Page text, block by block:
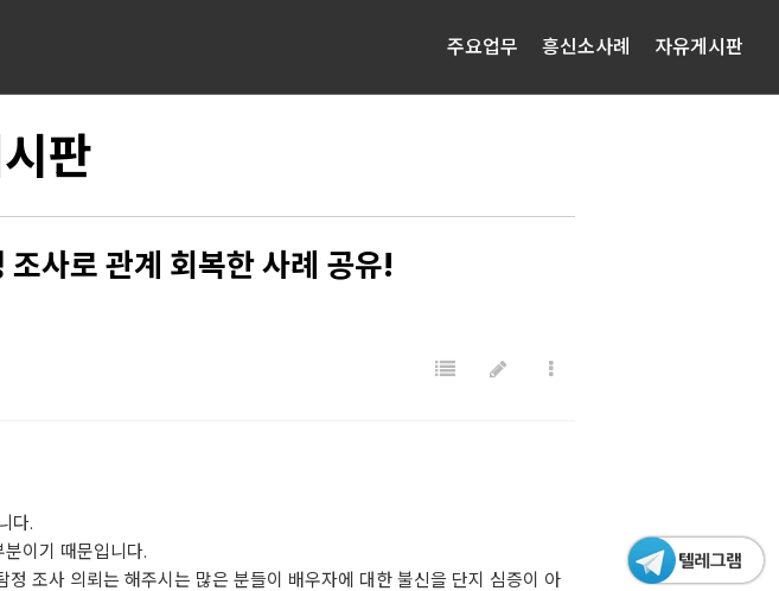
주요업무 흥신소사례 자유게시판
판
사로 관계 회복한 사례 공유!
다.
이기 때문입니다.
정 조사 의뢰는 해주시는 많은 분들이 배우자에 대한 불신을 단지 심증이 아